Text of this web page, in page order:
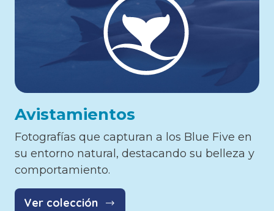
Avistamientos
Fotografías que capturan a los Blue Five en
su entorno natural, destacando su belleza y
comportamiento.
Ver colección